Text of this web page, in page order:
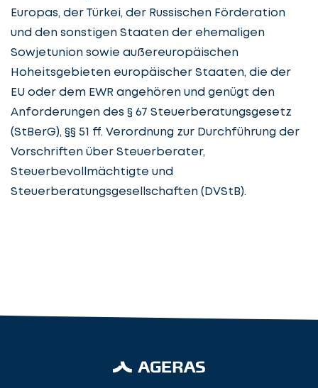
Europas, der Türkei, der Russischen Förderation
und den sonstigen Staaten der ehemaligen
Sowjetunion sowie außereuropäischen
Hoheitsgebieten europäischer Staaten, die der
EU oder dem EWR angehören und genügt den
Anforderungen des § 67 Steuerberatungsgesetz
(StBerG), §§ 51 ff. Verordnung zur Durchführung der
Vorschriften über Steuerberater,
Steuerbevollmächtigte und
Steuerberatungsgesellschaften (DVStB).
Fall
Details
angeben
Steuerberatung
Lassen
Sie
uns
beginnen
cta_box.sub_headline